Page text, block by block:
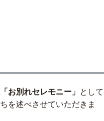
「お別れセレモニー」 として
を述べさせていただきま